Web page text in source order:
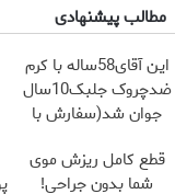
مطالب پیشنهادی
این آقای58ساله با کرم
ضدچروک جلبک10سال
جوان شد(سفارش با
قطع کامل ریزش موی
شما بدون جراحی!